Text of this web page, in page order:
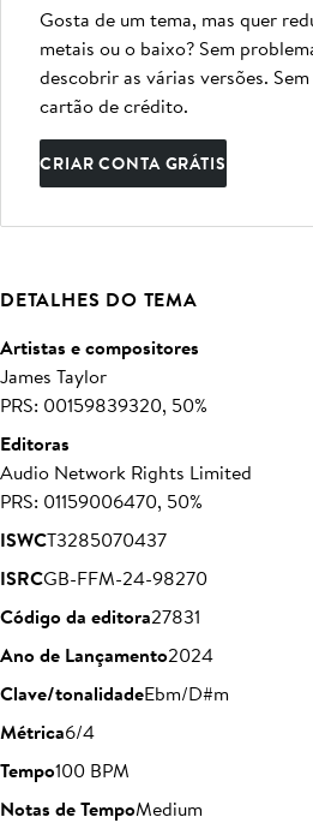
Gosta de um tema, mas quer
metais ou o baixo? Sem
descobrir as várias versões.
cartão de crédito.
CRIAR CONTA GRÁTIS
DETALHES DO TEMA
Artistas e compositores
James Taylor
PRS: 00159839320, 50%
Editoras
Audio Network Rights Limited
PRS: 01159006470, 50%
ISWCT3285070437
ISRCGB-FFM-24-98270
Código da editora27831
Ano de Lançamento2024
Clave/tonalidadeEbm/D#m
Métrica6/4
Tempo100 BPM
Notas de TempoMedium